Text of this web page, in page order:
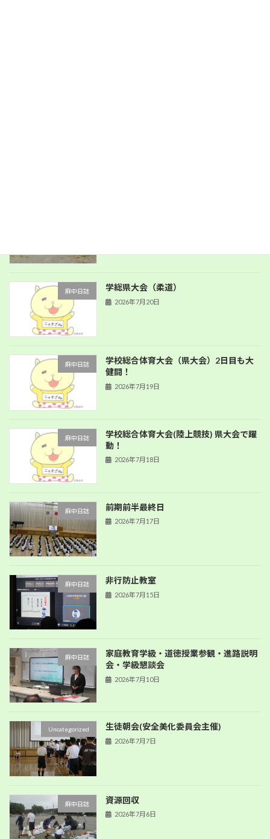
麻中日誌 学総県大会（柔道）
2026年7月20日
麻中日誌
学校総合体育大会（県大会）2日目も大
健闘！
2026年7月19日
麻中日誌
学校総合体育大会(陸上競技) 県大会で躍
動！
2026年7月18日
麻中日誌 前期前半最終日
2026年7月17日
麻中日誌 非行防止教室
2026年7月15日
麻中日誌
家庭教育学級・道徳授業参観・進路説明
会・学級懇談会
2026年7月10日
Uncategorized 生徒朝会(安全美化委員会主催)
2026年7月7日
麻中日誌 資源回収
2026年7月6日